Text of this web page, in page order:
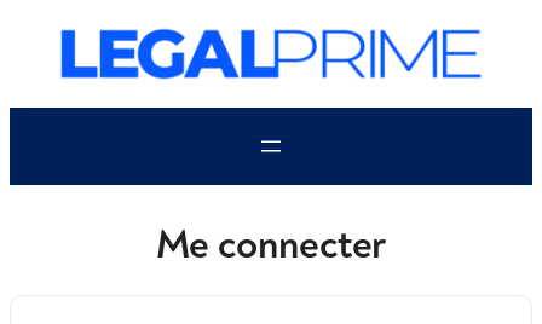
contenu
Me connecter